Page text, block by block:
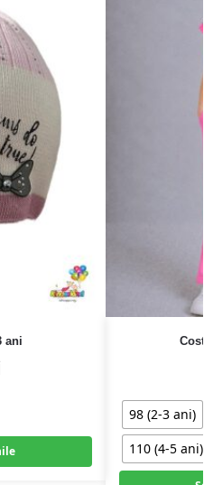
ani
98 (2-3 ani)
110 (4-5 ani)